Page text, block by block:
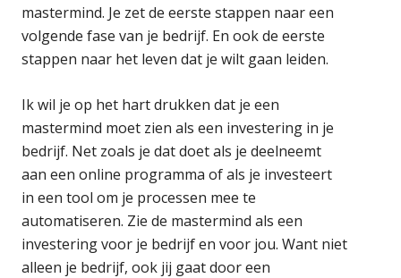
mastermind. Je zet de eerste stappen naar een
volgende fase van je bedrijf. En ook de eerste
stappen naar het leven dat je wilt gaan leiden.
Ik wil je op het hart drukken dat je een
mastermind moet zien als een investering in je
bedrijf. Net zoals je dat doet als je deelneemt
aan een online programma of als je investeert
in een tool om je processen mee te
automatiseren. Zie de mastermind als een
investering voor je bedrijf en voor jou. Want niet
alleen je bedrijf, ook jij gaat door een